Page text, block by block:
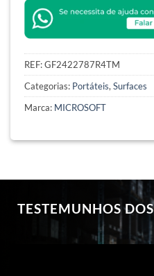
REF:GF2422787R4TM
Categorias: Portáteis, Surfaces
Marca: MICROSOFT
TESTEMUNHOS